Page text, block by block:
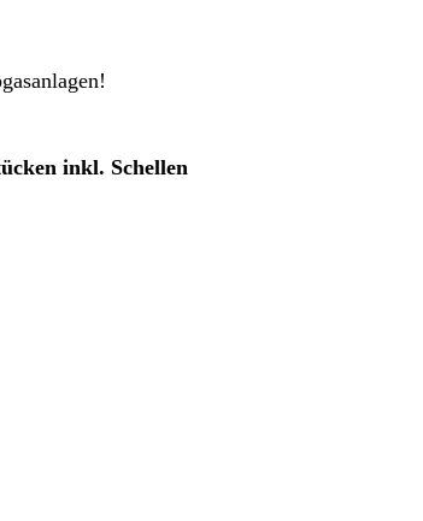
inkl. Schellen